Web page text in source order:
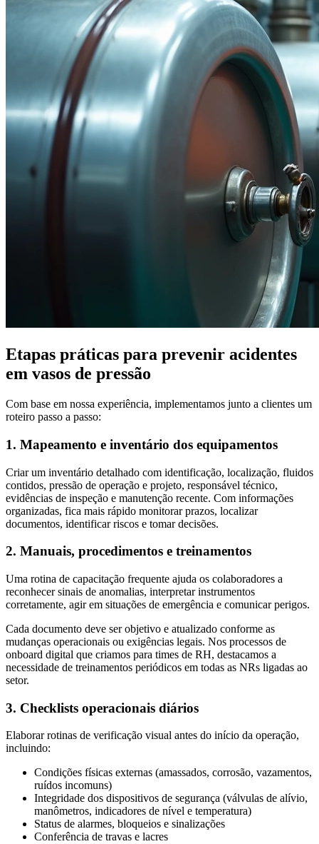
Etapas práticas para prevenir acidentes
em vasos de pressão
Com base em nossa experiência, implementamos junto a clientes um
roteiro passo a passo:
1. Mapeamento e inventário dos equipamentos
Criar um inventário detalhado com identificação, localização, fluidos
contidos, pressão de operação e projeto, responsável técnico,
evidências de inspeção e manutenção recente. Com informações
organizadas, fica mais rápido monitorar prazos, localizar
documentos, identificar riscos e tomar decisões.
2. Manuais, procedimentos e treinamentos
Uma rotina de capacitação frequente ajuda os colaboradores a
reconhecer sinais de anomalias, interpretar instrumentos
corretamente, agir em situações de emergência e comunicar perigos.
Cada documento deve ser objetivo e atualizado conforme as
mudanças operacionais ou exigências legais. Nos processos de
onboard digital que criamos para times de RH, destacamos a
necessidade de treinamentos periódicos em todas as NRs ligadas ao
setor.
3. Checklists operacionais diários
Elaborar rotinas de verificação visual antes do início da operação,
incluindo:
Condições físicas externas (amassados, corrosão, vazamentos,
ruídos incomuns)
Integridade dos dispositivos de segurança (válvulas de alívio,
manômetros, indicadores de nível e temperatura)
Status de alarmes, bloqueios e sinalizações
Conferência de travas e lacres